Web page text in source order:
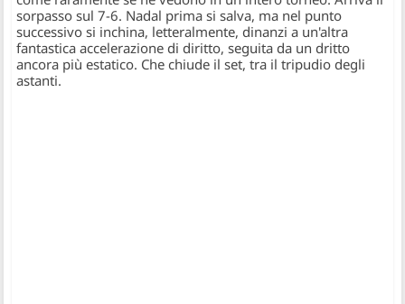
sorpasso sul 7-6. Nadal prima si salva, ma nel punto
successivo si inchina, letteralmente, dinanzi a un'altra
fantastica accelerazione di diritto, seguita da un dritto
ancora più estatico. Che chiude il set, tra il tripudio degli
astanti.